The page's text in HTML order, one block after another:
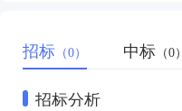
招标 （0） 中标 （0）
招标分析